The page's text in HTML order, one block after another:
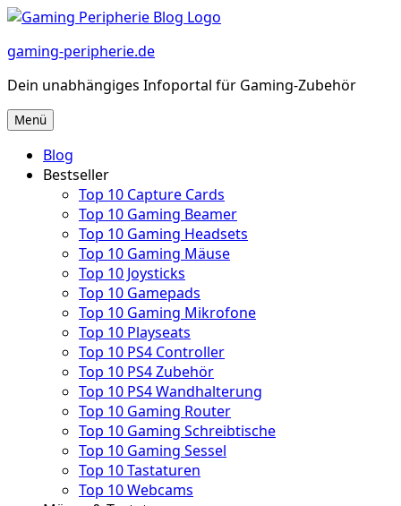
Zum
springen
gaming-peripherie.de
Dein unabhängiges Infoportal für Gaming-Zubehör
Menü
Blog
Bestseller
Top 10 Capture Cards
Top 10 Gaming Beamer
Top 10 Gaming Headsets
Top 10 Gaming Mäuse
Top 10 Joysticks
Top 10 Gamepads
Top 10 Gaming Mikrofone
Top 10 Playseats
Top 10 PS4 Controller
Top 10 PS4 Zubehör
Top 10 PS4 Wandhalterung
Top 10 Gaming Router
Top 10 Gaming Schreibtische
Top 10 Gaming Sessel
Top 10 Tastaturen
Top 10 Webcams